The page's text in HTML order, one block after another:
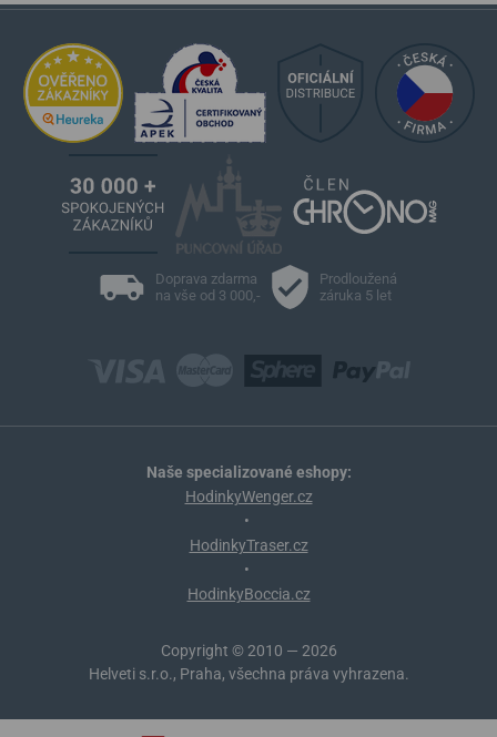
Doprava zdarma
na vše od 3 000,-
Prodloužená
záruka 5 let
Naše specializované eshopy:
HodinkyWenger.cz
•
HodinkyTraser.cz
•
HodinkyBoccia.cz
Copyright © 2010 — 2026
Helveti s.r.o., Praha, všechna práva vyhrazena.